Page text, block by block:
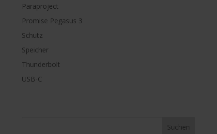
Paraproject
Promise Pegasus 3
Schutz
Speicher
Thunderbolt
USB-C